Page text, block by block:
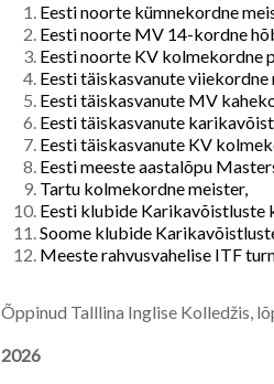
Eesti noorte kümnekordne
Eesti noorte MV 14-kordne
Eesti noorte KV kolmekordne
Eesti täiskasvanute viiekordne
Eesti täiskasvanute MV
Eesti täiskasvanute
Eesti täiskasvanute KV
Eesti meeste aastalõpu
Tartu kolmekordne meister,
Eesti klubide Karikavõistluste
Soome klubide
Meeste rahvusvahelise ITF
Õppinud Talllina Inglise Kolledžis,
2026